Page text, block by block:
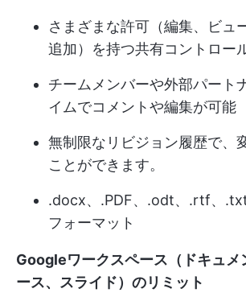
さまざまな許可（編集、ビュ
追加）を持つ共有コントロー
チームメンバーや外部パート
イムでコメントや編集が可能
無制限なリビジョン履歴で、
ことができます。
.docx、.PDF、.odt、.rtf、
フォーマット
Googleワークスペース（ドキュメ
ース、スライド）のリミット